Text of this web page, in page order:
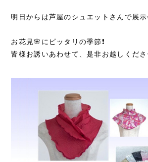
明日からは芦屋のシュエットさんで展示
お花見🌸にピッタリの季節❗
皆様お誘いあわせて、是非お越しくだ